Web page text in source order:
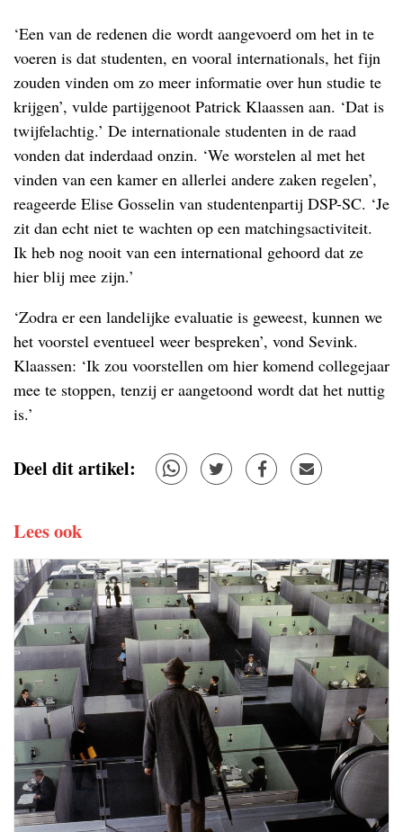
‘Een van de redenen die wordt aangevoerd om het in te
voeren is dat studenten, en vooral internationals, het fijn
zouden vinden om zo meer informatie over hun studie te
krijgen’, vulde partijgenoot Patrick Klaassen aan. ‘Dat is
twijfelachtig.’ De internationale studenten in de raad
vonden dat inderdaad onzin. ‘We worstelen al met het
vinden van een kamer en allerlei andere zaken regelen’,
reageerde Elise Gosselin van studentenpartij DSP-SC. ‘Je
zit dan echt niet te wachten op een matchingsactiviteit.
Ik heb nog nooit van een international gehoord dat ze
hier blij mee zijn.’
‘Zodra er een landelijke evaluatie is geweest, kunnen we
het voorstel eventueel weer bespreken’, vond Sevink.
Klaassen: ‘Ik zou voorstellen om hier komend collegejaar
mee te stoppen, tenzij er aangetoond wordt dat het nuttig
is.’
Deel dit artikel:
Lees ook